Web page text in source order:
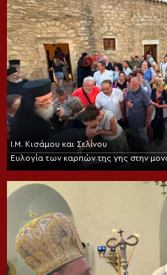
Ι.Μ. Κισάμου και Σελίνου
Ευλογία των καρπών της γης στην